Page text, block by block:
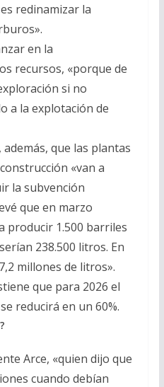
redinamizar la
en la
recursos, «porque de
si no
a la explotación de
que las plantas
«van a
la subvención
que en marzo
producir 1.500 barriles
238.500 litros. En
millones de litros».
que para 2026 el
reducirá en un 60%.
Arce, «quien dijo que
cuando debían